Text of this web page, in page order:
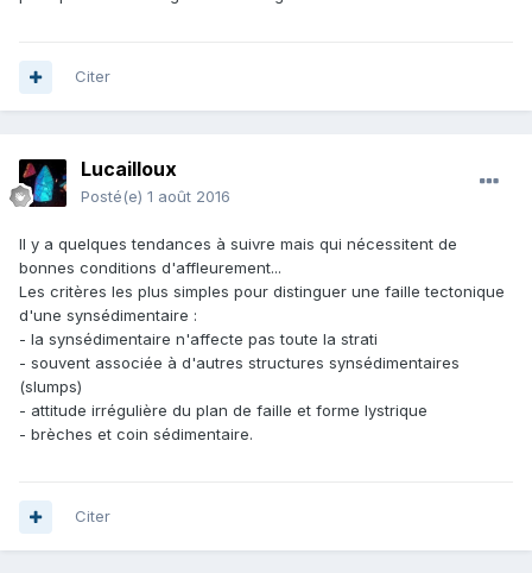
Citer
Lucailloux
Posté(e) 1 août 2016
Il y a quelques tendances à suivre mais qui nécessitent de
bonnes conditions d'affleurement...
Les critères les plus simples pour distinguer une faille tectonique
d'une synsédimentaire :
- la synsédimentaire n'affecte pas toute la strati
- souvent associée à d'autres structures synsédimentaires
(slumps)
- attitude irrégulière du plan de faille et forme lystrique
- brèches et coin sédimentaire.
Citer